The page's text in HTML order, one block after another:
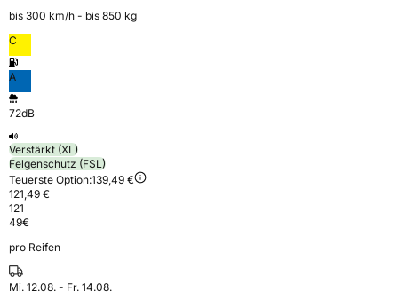
bis 300 km⁠/⁠h - bis 850 kg
C
A
72dB
Verstärkt (XL)
Felgenschutz (FSL)
Teuerste Option:139,49 €
121,49 €
121
49€
pro Reifen
Mi. 12.08. - Fr. 14.08.